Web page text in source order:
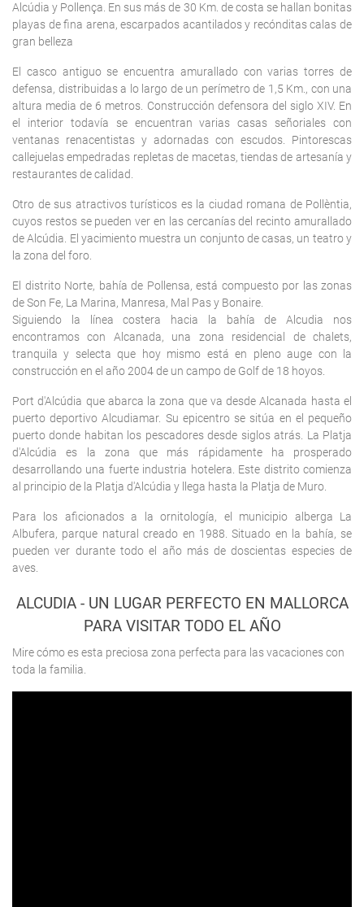
Alcúdia y Pollença. En sus más de 30 Km. de costa se hallan bonitas
playas de fina arena, escarpados acantilados y recónditas calas de
gran belleza
El casco antiguo se encuentra amurallado con varias torres de
defensa, distribuidas a lo largo de un perímetro de 1,5 Km., con una
altura media de 6 metros. Construcción defensora del siglo XIV. En
el interior todavía se encuentran varias casas señoriales con
ventanas renacentistas y adornadas con escudos. Pintorescas
callejuelas empedradas repletas de macetas, tiendas de artesanía y
restaurantes de calidad.
Otro de sus atractivos turísticos es la ciudad romana de Pollèntia,
cuyos restos se pueden ver en las cercanías del recinto amurallado
de Alcúdia. El yacimiento muestra un conjunto de casas, un teatro y
la zona del foro.
El distrito Norte, bahía de Pollensa, está compuesto por las zonas
de Son Fe, La Marina, Manresa, Mal Pas y Bonaire.
Siguiendo la línea costera hacia la bahía de Alcudia nos
encontramos con Alcanada, una zona residencial de chalets,
tranquila y selecta que hoy mismo está en pleno auge con la
construcción en el año 2004 de un campo de Golf de 18 hoyos.
Port d'Alcúdia que abarca la zona que va desde Alcanada hasta el
puerto deportivo Alcudiamar. Su epicentro se sitúa en el pequeño
puerto donde habitan los pescadores desde siglos atrás. La Platja
d'Alcúdia es la zona que más rápidamente ha prosperado
desarrollando una fuerte industria hotelera. Este distrito comienza
al principio de la Platja d'Alcúdia y llega hasta la Platja de Muro.
Para los aficionados a la ornitología, el municipio alberga La
Albufera, parque natural creado en 1988. Situado en la bahía, se
pueden ver durante todo el año más de doscientas especies de
aves.
ALCUDIA - UN LUGAR PERFECTO EN MALLORCA
PARA VISITAR TODO EL AÑO
Mire cómo es esta preciosa zona perfecta para las vacaciones con
toda la familia.